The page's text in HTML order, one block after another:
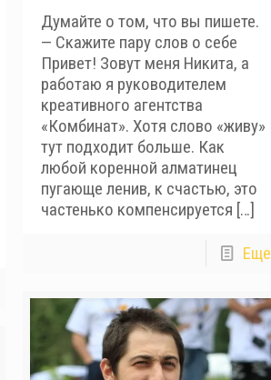
Думайте о том, что вы пишете.
— Скажите пару слов о себе
Привет! Зовут меня Никита, а
работаю я руководителем
креативного агентства
«Комбинат». Хотя слово «живу»
тут подходит больше. Как
любой коренной алматинец
пугающе ленив, к счастью, это
частенько компенсируется […]
Еще